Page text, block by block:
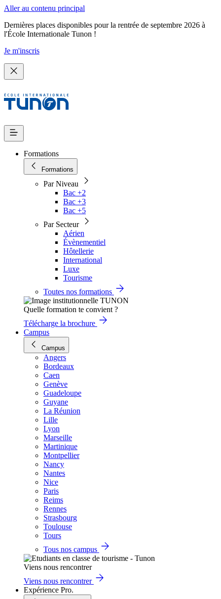
Aller au contenu principal
Dernières places disponibles pour la rentrée de septembre 2026 à
l'École Internationale Tunon !
Je m'inscris
Formations
Formations
Par Niveau
Bac +2
Bac +3
Bac +5
Par Secteur
Aérien
Évènementiel
Hôtellerie
International
Luxe
Tourisme
Toutes nos formations
Quelle formation te convient ?
Télécharge la brochure
Campus
Campus
Angers
Bordeaux
Caen
Genève
Guadeloupe
Guyane
La Réunion
Lille
Lyon
Marseille
Martinique
Montpellier
Nancy
Nantes
Nice
Paris
Reims
Rennes
Strasbourg
Toulouse
Tours
Tous nos campus
Viens nous rencontrer
Viens nous rencontrer
Expérience Pro.